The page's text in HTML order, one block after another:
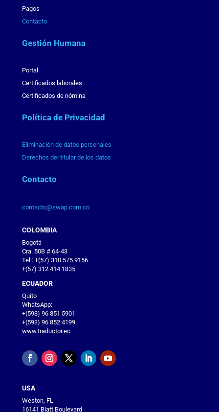
Pagos
Contacto
Gestión Humana
Portal
Certificados laborales
Certificados de nómina
Política de Privacidad
Eliminación de datos personales
Derechos del titular de los datos
Contacto
contacto@swap.com.co
COLOMBIA
Bogotá
Cra. 50B # 64-43
Tel.: +(57) 310 575 9156
+(57) 312 414 1835
ECUADOR
Quito
WhatsApp:
+(593) 96 851 5901
+(593) 96 852 4199
www.traductor.ec
USA
Weston, FL
16141 Blatt Boulevard